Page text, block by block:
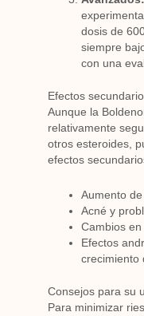
dosis de
siempre
con una
Efectos
Aunque la
relativamente
otros esteroides,
efectos
Aumento
Acné y
Cambios en
Efectos
crecimiento
Consejos para su
Para minimizar